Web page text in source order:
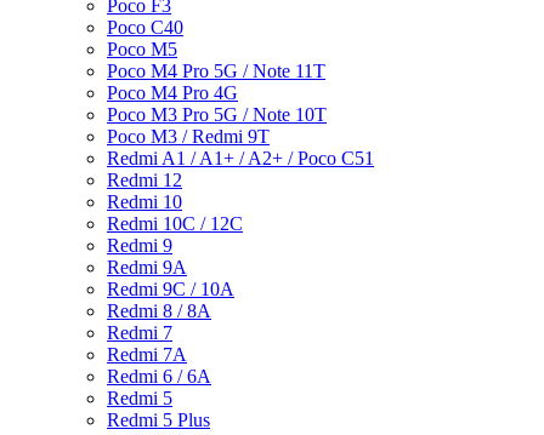
Poco F3
Poco C40
Poco M5
Poco M4 Pro 5G / Note 11T
Poco M4 Pro 4G
Poco M3 Pro 5G / Note 10T
Poco M3 / Redmi 9T
Redmi A1 / A1+ / A2+ / Poco C51
Redmi 12
Redmi 10
Redmi 10C / 12C
Redmi 9
Redmi 9A
Redmi 9C / 10A
Redmi 8 / 8A
Redmi 7
Redmi 7A
Redmi 6 / 6A
Redmi 5
Redmi 5 Plus